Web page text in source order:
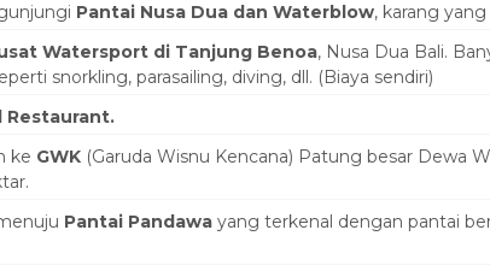
Pantai Nusa Dua dan Waterblow, karang
Watersport di Tanjung Benoa, Nusa Dua Bali.
snorkling, parasailing, diving, dll. (Biaya sendiri)
Restaurant.
ke GWK (Garuda Wisnu Kencana) Patung besar Dewa
Pantai Pandawa yang terkenal dengan pantai